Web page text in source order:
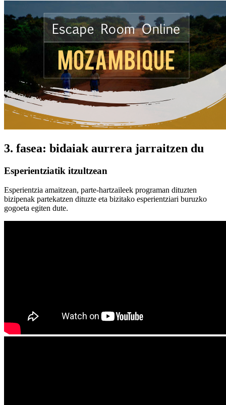
3. fasea: bidaiak aurrera jarraitzen du
Esperientziatik itzultzean
Esperientzia amaitzean, parte-hartzaileek programan dituzten
bizipenak partekatzen dituzte eta bizitako esperientziari buruzko
gogoeta egiten dute.